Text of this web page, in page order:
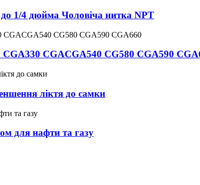
1/4 дюйма Чоловіча нитка NPT
CGACGA540 CG580 CGA590
ліктя до самки
для нафти та газу